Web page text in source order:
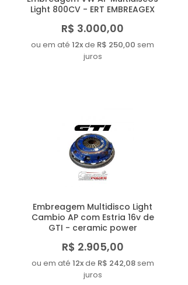
Light 800CV - ERT EMBREAGEX
R$ 3.000,00
ou em até12xde R$ 250,00 sem
juros
Embreagem Multidisco Light
Cambio AP com Estria 16v de
GTI - ceramic power
R$ 2.905,00
ou em até 12xde R$ 242,08sem
juros